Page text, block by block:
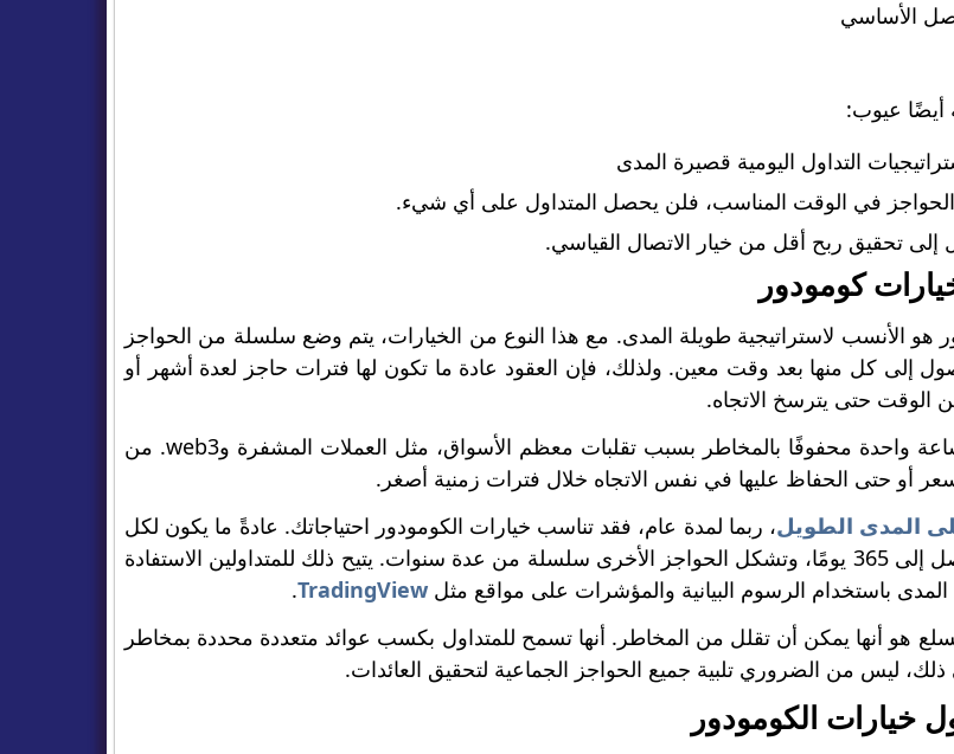
الأساسي
أيضًا عيوب:
التداول اليومية قصيرة المدى
الحواجز في الوقت المناسب، فلن يحصل المتداول على أي شيء.
إلى تحقيق ربح أقل من خيار الاتصال القياسي.
كومودور
هو الأنسب لاستراتيجية طويلة المدى. مع هذا النوع من الخيارات، يتم وضع سلسلة من الحواجز
إلى كل منها بعد وقت معين. ولذلك، فإن العقود عادة ما تكون لها فترات حاجز لعدة أشهر أو
الوقت حتى يترسخ الاتجاه.
يعد خيار الكومودور لمدة ساعة واحدة محفوفًا بالمخاطر بسبب تقلبات معظم الأسواق، مثل العملات المشفرة وweb3. من
أو حتى الحفاظ عليها في نفس الاتجاه خلال فترات زمنية أصغر.
المدى الطويل، ربما لمدة عام، فقد تناسب خيارات الكومودور احتياجاتك. عادةً ما يكون لكل
حاجز فترة انتهاء صلاحية تصل إلى 365 يومًا، وتشكل الحواجز الأخرى سلسلة من عدة سنوات. يتيح ذلك للمتداولين الاستفادة
باستخدام الرسوم البيانية والمؤشرات على مواقع مثل TradingView
.
هو أنها يمكن أن تقلل من المخاطر. أنها تسمح للمتداول بكسب عوائد متعددة محددة بمخاطر
ذلك، ليس من الضروري تلبية جميع الحواجز الجماعية لتحقيق العائدات.
خيارات الكومودور